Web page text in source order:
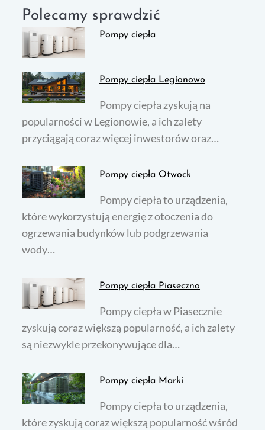
Polecamy sprawdzić
Pompy ciepła
Pompy ciepła Legionowo
Pompy ciepła zyskują na
popularności w Legionowie, a ich zalety
przyciągają coraz więcej inwestorów oraz…
Pompy ciepła Otwock
Pompy ciepła to urządzenia,
które wykorzystują energię z otoczenia do
ogrzewania budynków lub podgrzewania
wody…
Pompy ciepła Piaseczno
Pompy ciepła w Piasecznie
zyskują coraz większą popularność, a ich zalety
są niezwykle przekonywujące dla…
Pompy ciepła Marki
Pompy ciepła to urządzenia,
które zyskują coraz większą popularność wśród